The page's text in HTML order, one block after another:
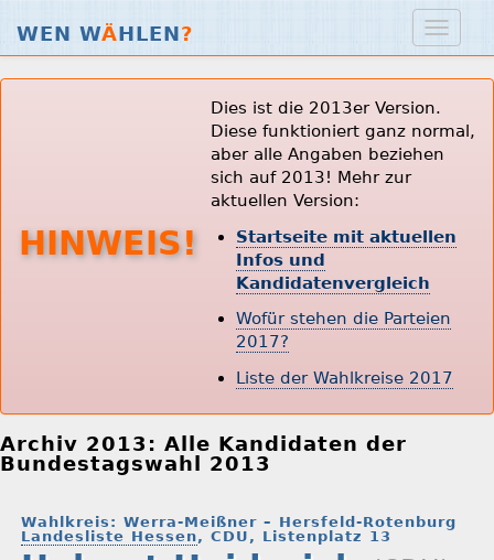
WEN WÄHLEN?
HINWEIS!
Dies ist die 2013er Version.
Diese funktioniert ganz normal,
aber alle Angaben beziehen
sich auf 2013! Mehr zur
aktuellen Version:
Startseite mit aktuellen
Infos und
Kandidatenvergleich
Wofür stehen die Parteien
2017?
Liste der Wahlkreise 2017
Archiv 2013: Alle Kandidaten der
Bundestagswahl 2013
Wahlkreis: Werra-Meißner – Hersfeld-Rotenburg
Landesliste Hessen, CDU, Listenplatz 13